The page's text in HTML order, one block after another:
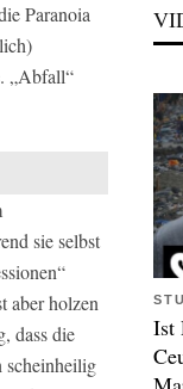
Paranoia
„Abfall“
sie selbst
aber holzen
dass die
scheinheilig
Ist